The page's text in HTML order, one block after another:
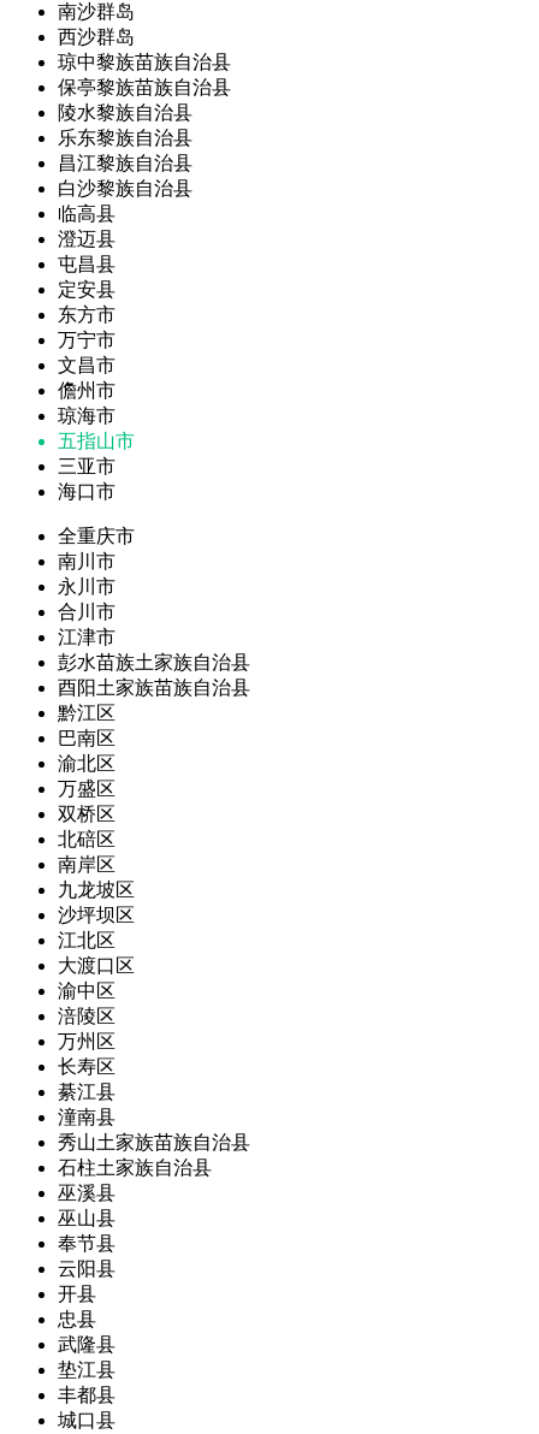
南沙群岛
西沙群岛
琼中黎族苗族自治县
保亭黎族苗族自治县
陵水黎族自治县
乐东黎族自治县
昌江黎族自治县
白沙黎族自治县
临高县
澄迈县
屯昌县
定安县
东方市
万宁市
文昌市
儋州市
琼海市
五指山市
三亚市
海口市
全重庆市
南川市
永川市
合川市
江津市
彭水苗族土家族自治县
酉阳土家族苗族自治县
黔江区
巴南区
渝北区
万盛区
双桥区
北碚区
南岸区
九龙坡区
沙坪坝区
江北区
大渡口区
渝中区
涪陵区
万州区
长寿区
綦江县
潼南县
秀山土家族苗族自治县
石柱土家族自治县
巫溪县
巫山县
奉节县
云阳县
开县
忠县
武隆县
垫江县
丰都县
城口县